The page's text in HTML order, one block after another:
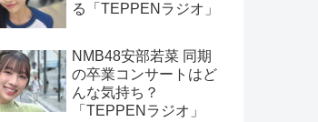
る「TEPPENラジオ」
NMB48安部若菜 同期
の卒業コンサートはど
んな気持ち？
「TEPPENラジオ」